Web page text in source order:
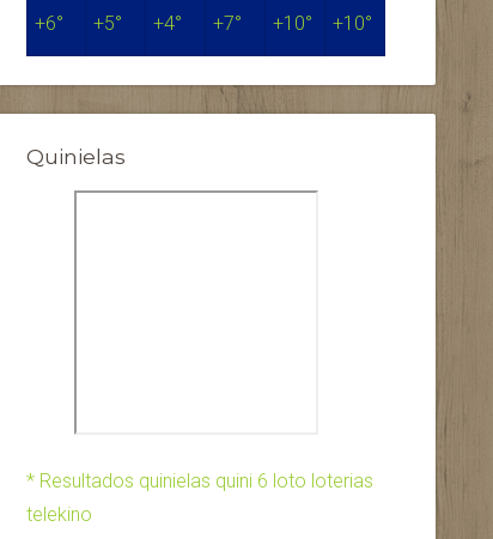
+6° +5° +4° +7° +10° +10°
Quinielas
* Resultados quinielas quini 6 loto loterias
telekino